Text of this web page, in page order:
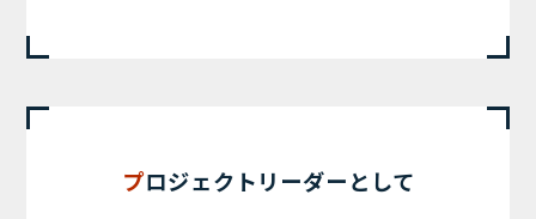
プロジェクトリーダーとして